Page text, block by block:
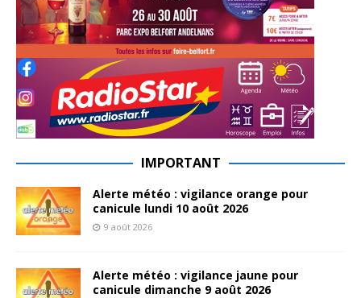
IMPORTANT
Alerte météo : vigilance orange pour
canicule lundi 10 août 2026
9 août 2026
Alerte météo : vigilance jaune pour
canicule dimanche 9 août 2026